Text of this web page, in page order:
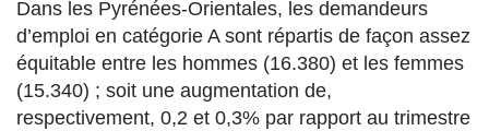
Dans les Pyrénées-Orientales, les demandeurs
d’emploi en catégorie A sont répartis de façon assez
équitable entre les hommes (16.380) et les femmes
(15.340) ; soit une augmentation de,
respectivement, 0,2 et 0,3% par rapport au trimestre